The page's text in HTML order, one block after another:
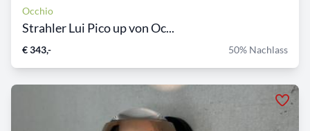
Occhio
Strahler Lui Pico up von Oc...
€ 343,- 50% Nachlass